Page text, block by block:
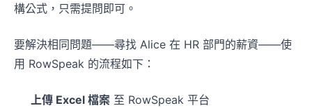
構公式，只需提問即可。
要解決相同問題——尋找 Alice 在 HR 部門的薪資——使
用 RowSpeak 的流程如下：
上傳 Excel 檔案 至 RowSpeak 平台